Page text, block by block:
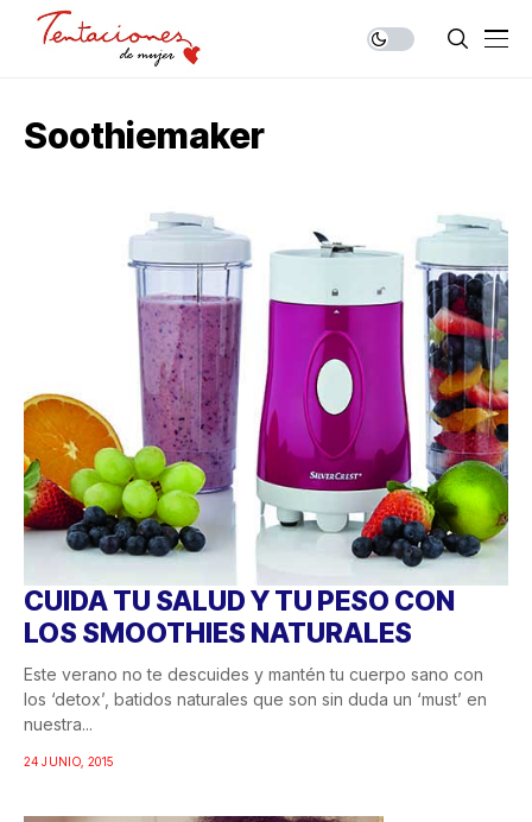
Soothiemaker
CUIDA TU SALUD Y TU PESO CON
LOS SMOOTHIES NATURALES
Este verano no te descuides y mantén tu cuerpo sano con
los ‘detox’, batidos naturales que son sin duda un ‘must’ en
nuestra...
24 JUNIO, 2015